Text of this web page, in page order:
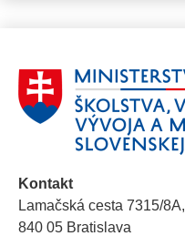
Kontakt
Lamačská cesta 7315/8A,
840 05 Bratislava